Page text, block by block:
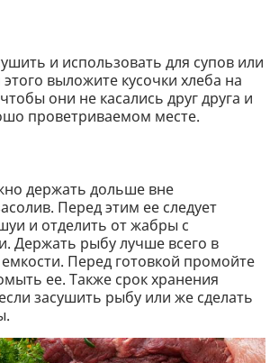
и использовать для супов или
выложите кусочки хлеба на
они не касались друг друга и
проветриваемом месте.
держать дольше вне
Перед этим ее следует
и отделить от жабры с
Держать рыбу лучше всего в
Перед готовкой промойте
ее. Также срок хранения
засушить рыбу или же сделать